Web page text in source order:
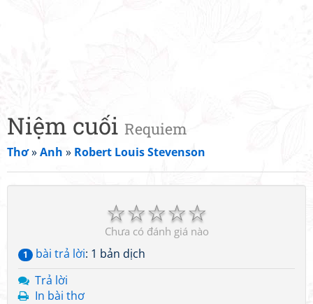
Niệm cuối Requiem
Thơ»Anh » Robert Louis Stevenson
☆
☆
☆
☆
☆
Chưa có đánh giá nào
1 bài trả lời: 1 bản dịch
Trả lời
In bài thơ